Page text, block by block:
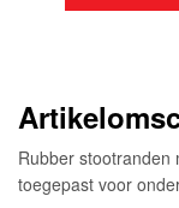
Rubber stootranden
toegepast voor